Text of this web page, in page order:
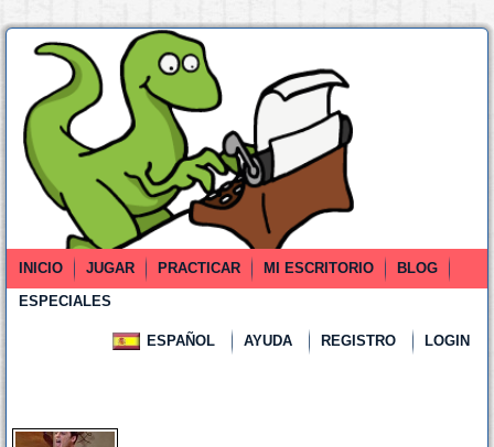
INICIO JUGAR PRACTICAR MI ESCRITORIO
BLOG
ESPECIALES
ESPAÑOL AYUDA REGISTRO LOGIN